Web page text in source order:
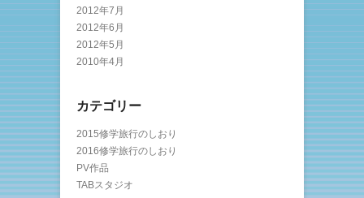
2012年7月
2012年6月
2012年5月
2010年4月
カテゴリー
2015修学旅行のしおり
2016修学旅行のしおり
PV作品
TABスタジオ